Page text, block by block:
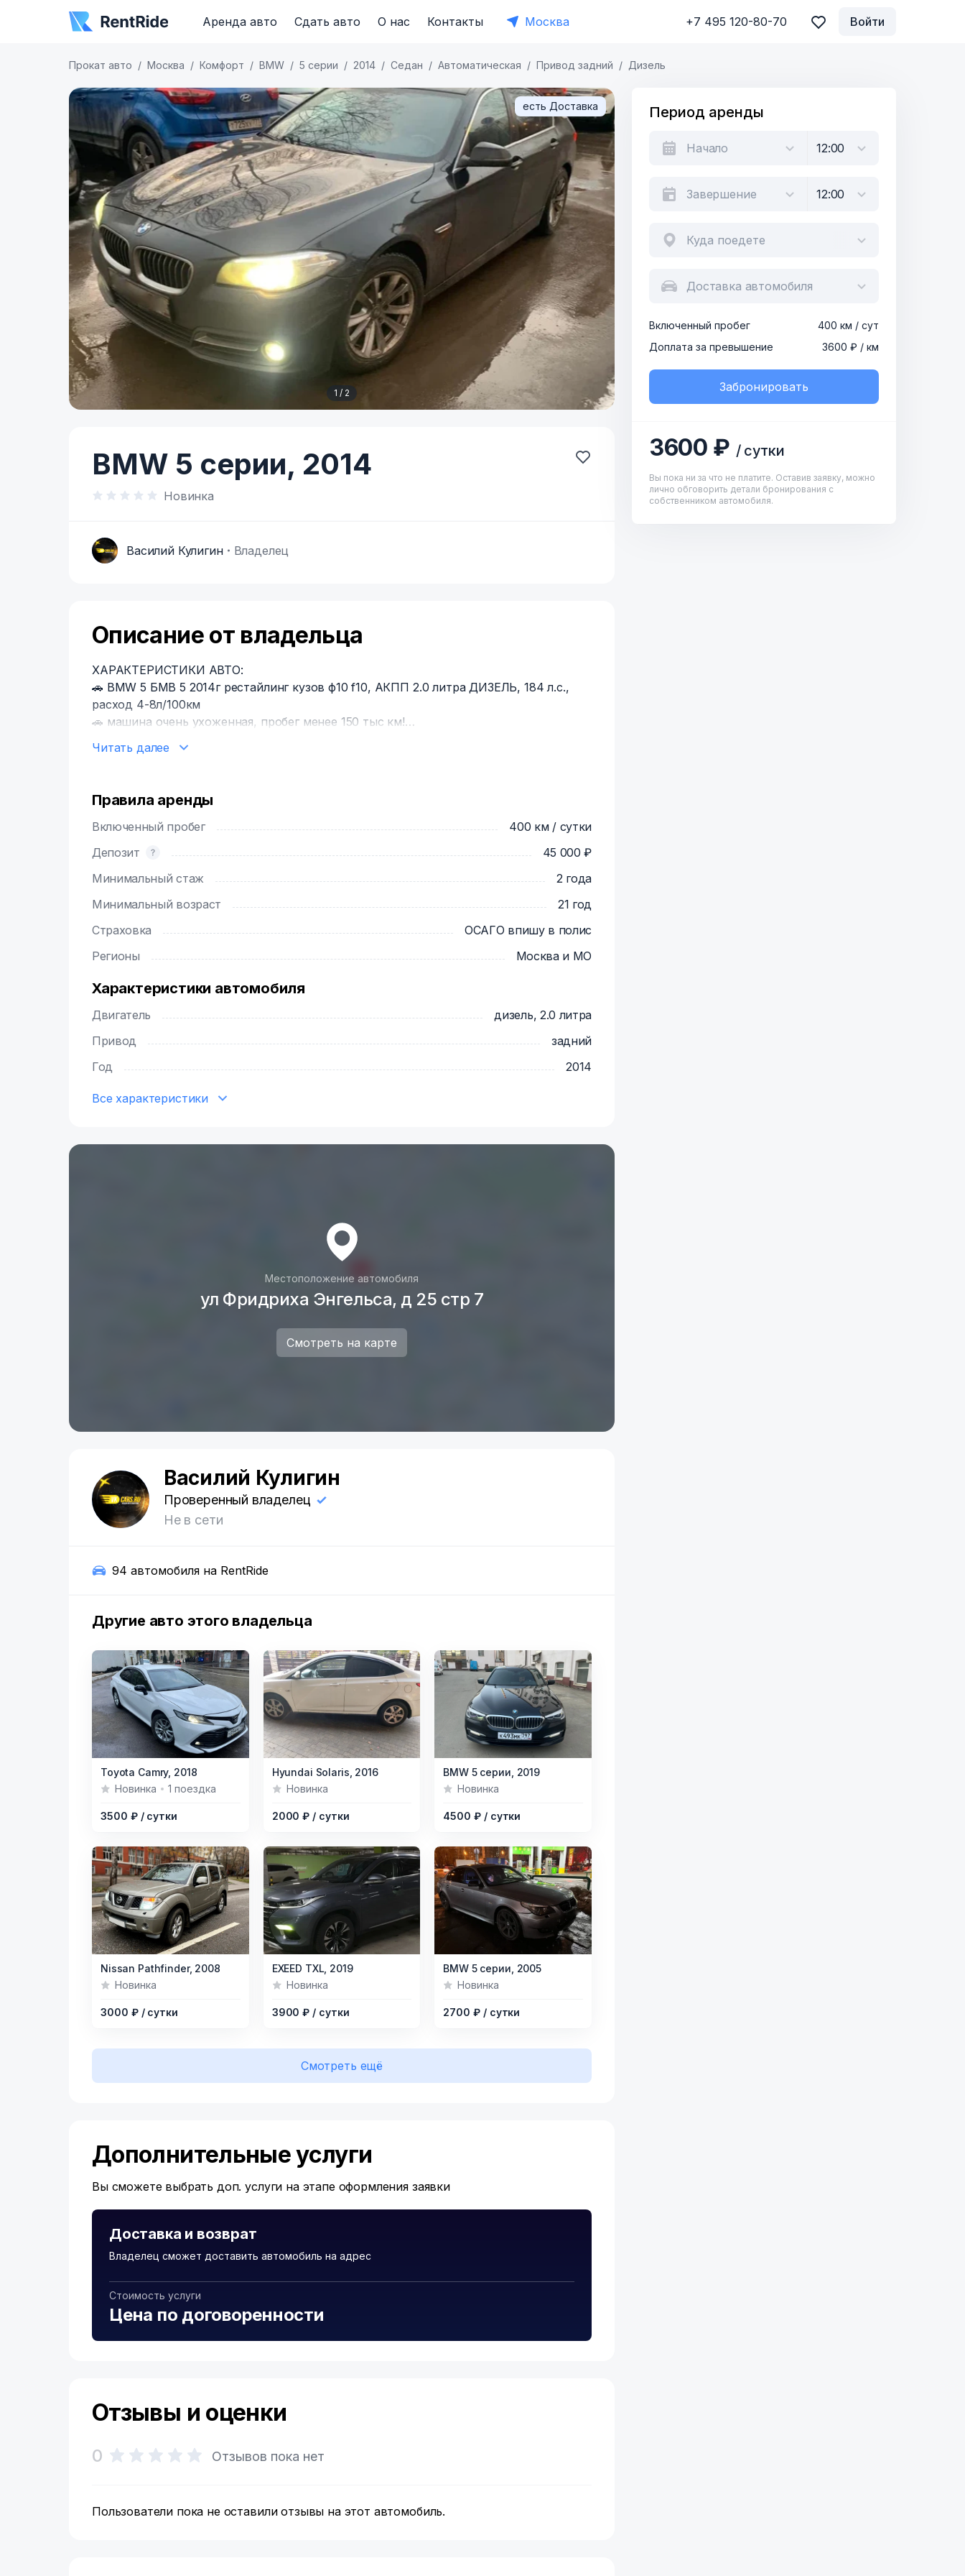
Аренда авто Сдать авто О нас Контакты Москва +7 495 120-80-70 Войти
Прокат авто Москва Комфорт BMW 5 серии 2014 Седан Автоматическая Привод задний Дизель
1 / 2
есть Доставка
BMW 5 серии, 2014
Новинка
В Василий Кулигин Владелец
Описание от владельца
ХАРАКТЕРИСТИКИ АВТО:
🚗 ВМW 5 БМВ 5 2014г рестайлинг кузов ф10 f10, АКПП 2.0 литра ДИЗЕЛЬ, 184 л.с.,
расход 4-8л/100км
🚗 машина очень ухоженная, пробег менее 150 тыс км!
парктроники, запуск двигателя с кнопки, бортовой компьютер, электроподъемники,
🚗 Летняя и зимняя резина в наличии, вы выкупаете авто вместе с ней!
Читать далее
Правила аренды
Включенный пробег
400 км / сутки
Депозит
45 000 ₽
Минимальный стаж
2 года
Минимальный возраст
21 год
Страховка
ОСАГО впишу в полис
Регионы
Москва и МО
Характеристики автомобиля
Двигатель
дизель, 2.0 литра
Привод
задний
Год
2014
Все характеристики
Местоположение автомобиля
ул Фридриха Энгельса, д 25 стр 7
Смотреть на карте
В
Василий Кулигин
Проверенный владелец
Не в сети
94 автомобиля на RentRide
Другие авто этого владельца
Item
Toyota Camry, 2018
Новинка
1 поездка
3500 ₽ / сутки
Item
Hyundai Solaris, 2016
Новинка
2000 ₽ / сутки
Item
BMW 5 серии, 2019
Новинка
4500 ₽ / сутки
Item
Nissan Pathfinder, 2008
Новинка
3000 ₽ / сутки
Item
EXEED TXL, 2019
Новинка
3900 ₽ / сутки
BMW 5 серии, 2005
Новинка
2700 ₽ / сутки
Смотреть ещё
Дополнительные услуги
Вы сможете выбрать доп. услуги на этапе оформления заявки
Доставка и возврат
Владелец сможет доставить автомобиль на адрес
Стоимость услуги
Цена по договоренности
Период аренды
Куда поедете
Доставка автомобиля
Включенный пробег
400 км / сут
Доплата за превышение
3600 ₽ / км
Забронировать
3600 ₽ / сутки
Вы пока ни за что не платите. Оставив заявку, можно
лично обговорить детали бронирования с
собственником автомобиля.
Отзывы и оценки
0 Отзывов пока нет
Пользователи пока не оставили отзывы на этот автомобиль.